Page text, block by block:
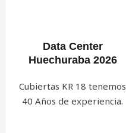
Data Center
Huechuraba 2026
Cubiertas KR 18 tenemos
40 Años de experiencia.